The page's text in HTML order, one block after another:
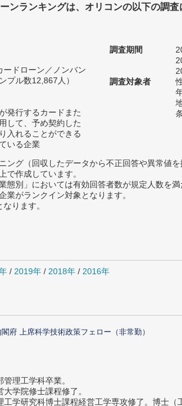
ンランキングは、オリコンの以下の調査
ードローン／ノンバン
プル数12,867人）
発行するカードまた
して、予め契約した
入れることができる
いる企業
調査期間
調査対象者
グ（回収したデータから不正回答や異常値を
作成しています。
別」においては有効回答者数が規定人数を
業がランクイン対象となります。
ります。
/ 2019年 / 2018年 / 2016年
府 上席科学技術政策フェロー（非常勤）
理工学科卒業。
学院修士課程修了。
学研究科博士課程経営工学専攻修了。博士（